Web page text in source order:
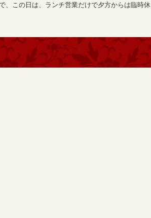
、この日は、ランチ営業だけで夕方からは臨時休